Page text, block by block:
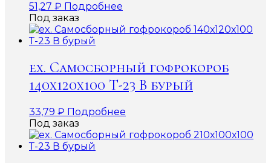
51,27 ₽ Подробнее
Под заказ
ex. Самосборный гофрокороб
140х120х100 Т-23 В бурый
33,79 ₽ Подробнее
Под заказ